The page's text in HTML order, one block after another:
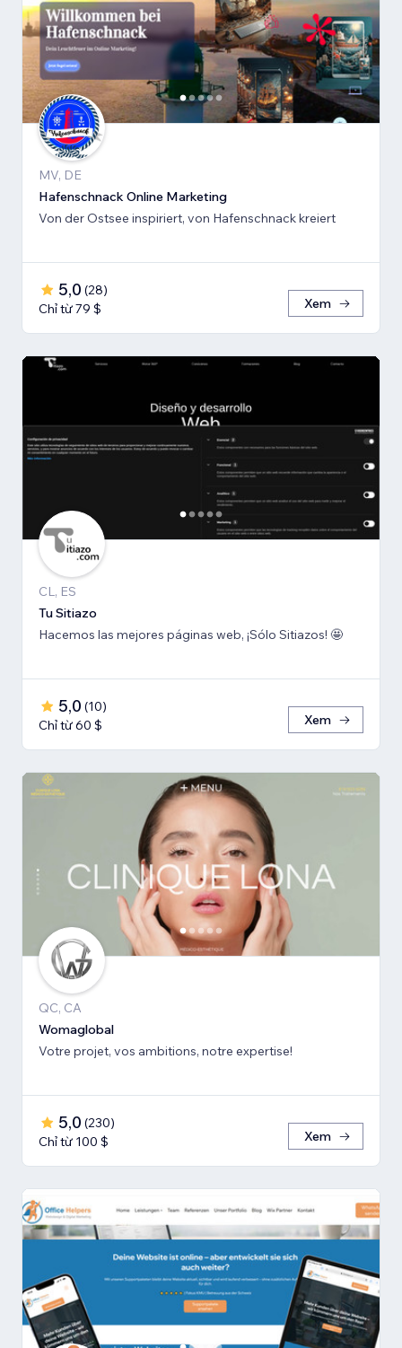
MV, DE
Hafenschnack Online Marketing
Von der Ostsee inspiriert, von Hafenschnack kreiert
5,0 (28)
Chỉ từ 79 $
Xem
CL, ES
Tu Sitiazo
Hacemos las mejores páginas web, ¡Sólo Sitiazos! 🤩
5,0 (10)
Chỉ từ 60 $
Xem
QC, CA
Womaglobal
Votre projet, vos ambitions, notre expertise!
5,0 (230)
Chỉ từ 100 $
Xem